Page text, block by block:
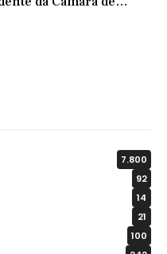
7.800
92
14
21
100